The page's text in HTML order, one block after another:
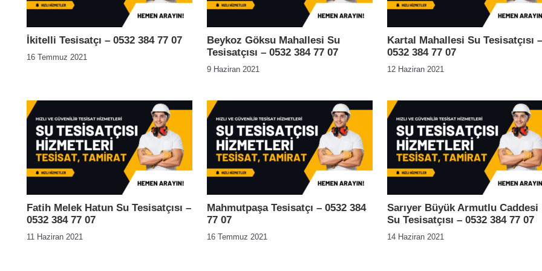
İkitelli Tesisatçı – 0532 384 77 07
16 Temmuz 2021
Beykoz Göksu Mahallesi Su
Tesisatçısı – 0532 384 77 07
9 Haziran 2021
Kartal Mahallesi Su Tesisatçısı –
0532 384 77 07
12 Haziran 2021
Fatih Melek Hatun Su Tesisatçısı –
0532 384 77 07
11 Haziran 2021
Mahmutpaşa Tesisatçı – 0532 384
77 07
16 Temmuz 2021
Sarıyer Büyük Armutlu Caddesi
Su Tesisatçısı – 0532 384 77 07
14 Haziran 2021